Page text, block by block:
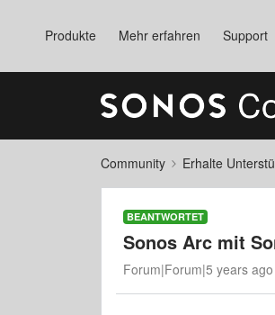
Produkte Mehr erfahren Support
Community Erhalte
BEANTWORTET
Sonos Arc mit
Forum|Forum|5 years ago